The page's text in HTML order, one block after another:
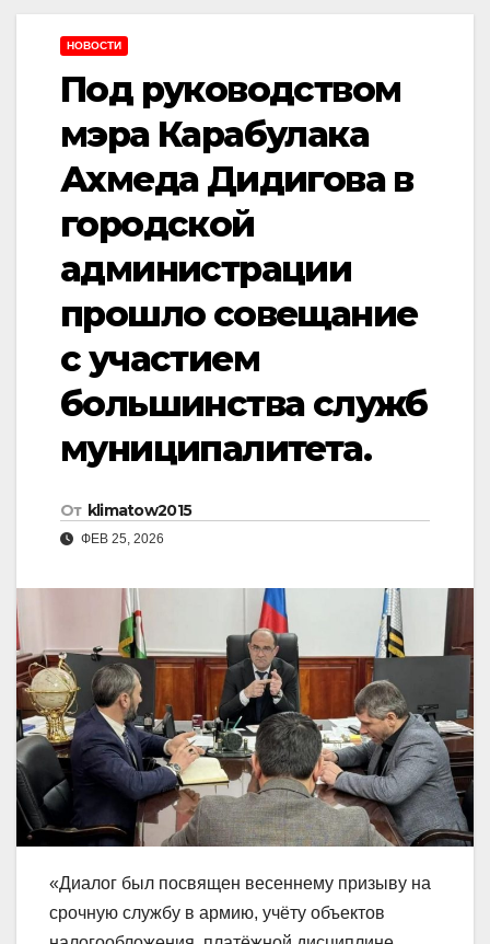
НОВОСТИ
Под руководством
мэра Карабулака
Ахмеда Дидигова в
городской
администрации
прошло совещание
с участием
большинства служб
муниципалитета.
От klimatow2015
ФЕВ 25, 2026
«Диалог был посвящен весеннему призыву на
срочную службу в армию, учëту объектов